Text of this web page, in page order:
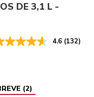
DE 3,1 L -
4.6 (132)
(2)